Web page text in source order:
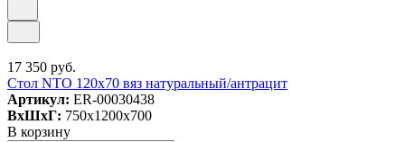
17 350 руб.
Стол NTO 120x70 вяз натуральный/антрацит
Артикул: ER-00030438
ВxШxГ: 750x1200x700
В корзину